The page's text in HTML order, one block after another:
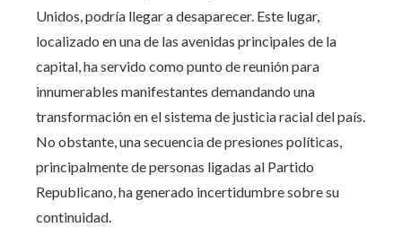
Unidos, podría llegar a desaparecer. Este lugar,
localizado en una de las avenidas principales de la
capital, ha servido como punto de reunión para
innumerables manifestantes demandando una
transformación en el sistema de justicia racial del país.
No obstante, una secuencia de presiones políticas,
principalmente de personas ligadas al Partido
Republicano, ha generado incertidumbre sobre su
continuidad.